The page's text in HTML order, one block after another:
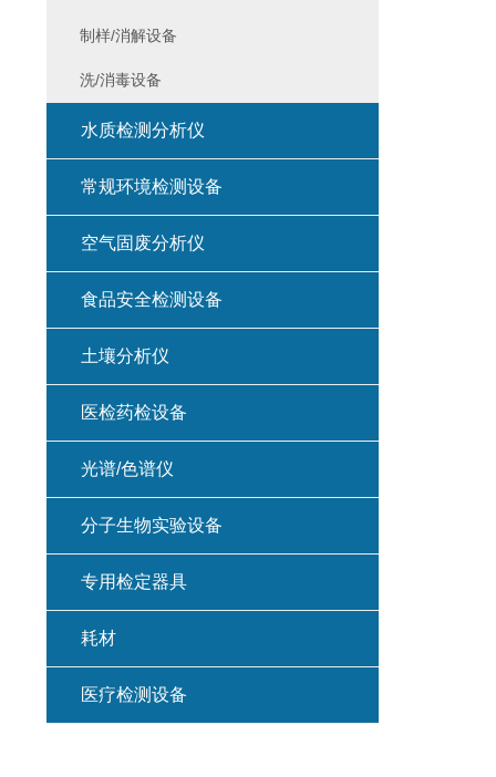
制样/消解设备
洗/消毒设备
水质检测分析仪
常规环境检测设备
空气固废分析仪
食品安全检测设备
土壤分析仪
医检药检设备
光谱/色谱仪
分子生物实验设备
专用检定器具
耗材
医疗检测设备